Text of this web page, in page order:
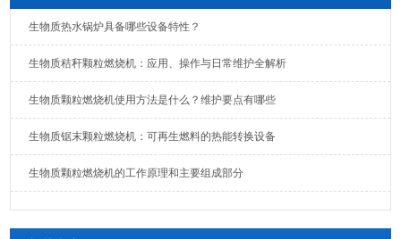
生物质热水锅炉具备哪些设备特性？
生物质秸秆颗粒燃烧机：应用、操作与日常维护全解析
生物质颗粒燃烧机使用方法是什么？维护要点有哪些
生物质锯末颗粒燃烧机：可再生燃料的热能转换设备
生物质颗粒燃烧机的工作原理和主要组成部分